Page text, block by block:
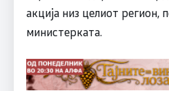
акција низ целиот регион,
министерката.